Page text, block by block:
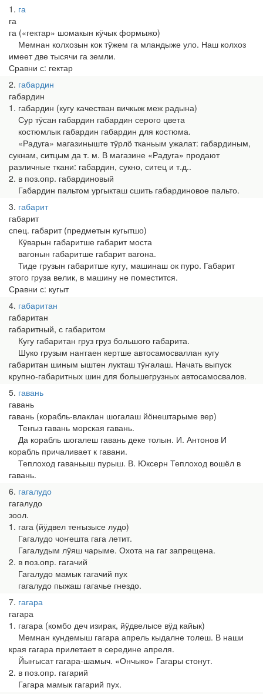
1 га
га
га («гектар» шомакын кӱчык формыжо)
Мемнан колхозын кок тӱжем га мландыже уло. Наш колхоз
имеет две тысячи га земли.
Сравни с: гектар
2 габардин
габардин
1. габардин (кугу качестван вичкыж меж радына)
Сур тӱсан габардин габардин серого цвета
костюмлык габардин габардин для костюма.
«Радуга» магазиныште тӱрлӧ тканьым ужалат: габардиным,
сукнам, ситцым да т. м. В магазине «Радуга» продают
различные ткани: габардин, сукно, ситец и т.д..
2. в поз.опр. габардиновый
Габардин пальтом ургыкташ сшить габардиновое пальто.
3 габарит
габарит
спец. габарит (предметын кугытшо)
Кӱварын габаритше габарит моста
вагонын габаритше габарит вагона.
Тиде грузын габаритше кугу, машинаш ок пуро. Габарит
этого груза велик, в машину не поместится.
Сравни с: кугыт
4 габаритан
габаритан
габаритный, с габаритом
Кугу габаритан груз груз большого габарита.
Шуко грузым наҥгаен кертше автосамосваллан кугу
габаритан шиным ыштен лукташ тӱҥалаш. Начать выпуск
крупно-габаритных шин для большегрузных автосамосвалов.
5 гавань
гавань
гавань (корабль-влаклан шогалаш йӧнештарыме вер)
Теҥыз гавань морская гавань.
Да корабль шогалеш гавань деке толын. И. Антонов И
корабль причаливает к гавани.
Теплоход гаваньыш пурыш. В. Юксерн Теплоход вошёл в
гавань.
6 гагалудо
гагалудо
зоол.
1. гага (йӱдвел теҥызысе лудо)
Гагалудо чоҥешта гага летит.
Гагалудым лӱяш чарыме. Охота на гаг запрещена.
2. в поз.опр. гагачий
Гагалудо мамык гагачий пух
гагалудо пыжаш гагачье гнездо.
7 гагара
гагара
1. гагара (комбо деч изирак, йӱдвелысе вӱд кайык)
Мемнан кундемыш гагара апрель кыдалне толеш. В наши
края гагара прилетает в середине апреля.
Йыҥысат гагара-шамыч. «Ончыко» Гагары стонут.
2. в поз.опр. гагарий
Гагара мамык гагарий пух.